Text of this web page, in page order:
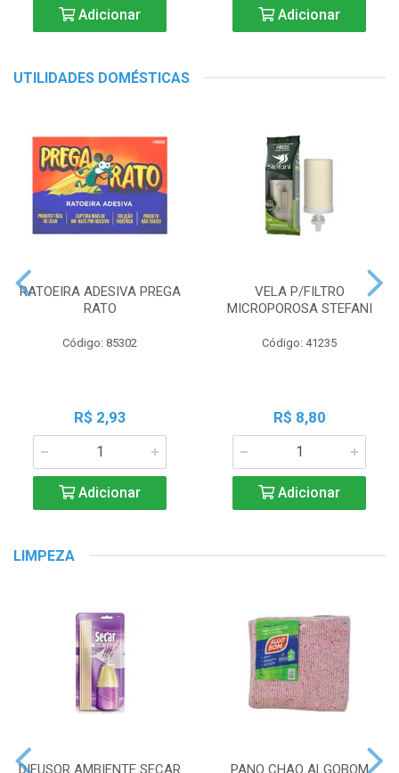
Adicionar Adicionar
UTILIDADES DOMÉSTICAS
RATOEIRA ADESIVA PREGA
RATO
Código: 85302
R$ 2,93
Adicionar
VELA P/FILTRO
MICROPOROSA STEFANI
Código: 41235
R$ 8,80
Adicionar
LIMPEZA
DIFUSOR AMBIENTE SECAR PANO CHAO ALGOBOM